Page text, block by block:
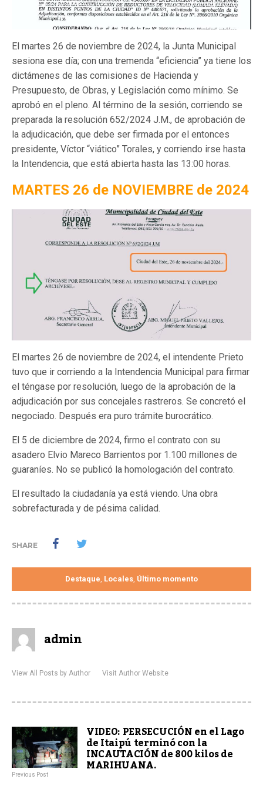
El martes 26 de noviembre de 2024, la Junta Municipal
sesiona ese día; con una tremenda “eficiencia” ya tiene los
dictámenes de las comisiones de Hacienda y
Presupuesto, de Obras, y Legislación como mínimo. Se
aprobó en el pleno. Al término de la sesión, corriendo se
preparada la resolución 652/2024 J.M., de aprobación de
la adjudicación, que debe ser firmada por el entonces
presidente, Víctor “viático” Torales, y corriendo irse hasta
la Intendencia, que está abierta hasta las 13:00 horas.
MARTES 26 de NOVIEMBRE de 2024
El martes 26 de noviembre de 2024, el intendente Prieto
tuvo que ir corriendo a la Intendencia Municipal para firmar
el téngase por resolución, luego de la aprobación de la
adjudicación por sus concejales rastreros. Se concretó el
negociado. Después era puro trámite burocrático.
El 5 de diciembre de 2024, firmo el contrato con su
asadero Elvio Mareco Barrientos por 1.100 millones de
guaraníes. No se publicó la homologación del contrato.
El resultado la ciudadanía ya está viendo. Una obra
sobrefacturada y de pésima calidad.
SHARE
Destaque Locales Último momento
admin
View All Posts by Author Visit Author Website
VIDEO: PERSECUCIÓN en el Lago
de Itaipú terminó con la
INCAUTACIÓN de 800 kilos de
MARIHUANA.
Previous Post